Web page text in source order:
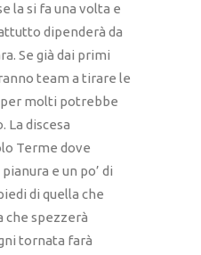
la si fa una volta e
dipenderà da
Se già dai primi
team a tirare le
molti potrebbe
La discesa
Terme dove
e un po’ di
di quella che
che spezzerà
tornata farà